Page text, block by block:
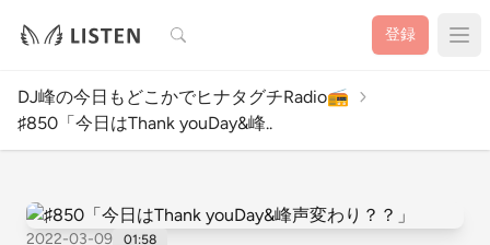
検索 登録
DJ峰の今日もどこかでヒナタグチRadio📻️
♯850「今日はThank youDay&峰..
2022-03-09 01:58